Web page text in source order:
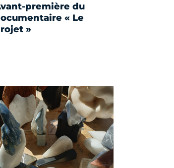
première du
« Le
»